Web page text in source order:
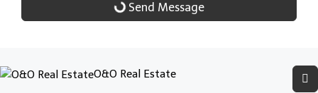
Send Message
O&O Real Estate